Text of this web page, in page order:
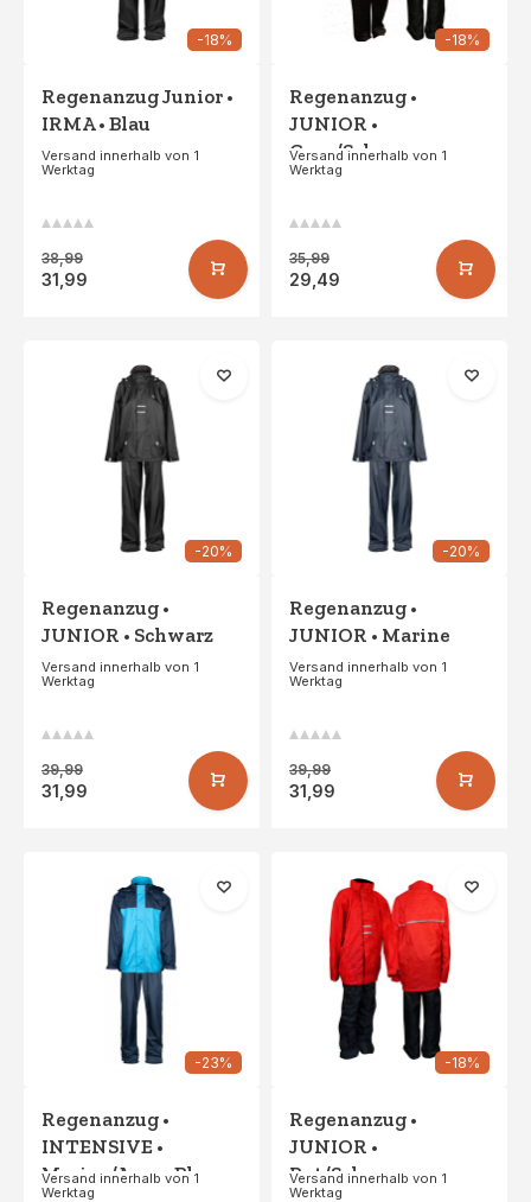
-18%
Regenanzug Junior •
IRMA • Blau
Versand innerhalb von 1
Werktag
38,99
31,99
-18%
Regenanzug •
JUNIOR •
Grau/Schwarz
Versand innerhalb von 1
Werktag
35,99
29,49
-20%
Regenanzug •
JUNIOR • Schwarz
Versand innerhalb von 1
Werktag
39,99
31,99
-20%
Regenanzug •
JUNIOR • Marine
Versand innerhalb von 1
Werktag
39,99
31,99
-23%
Regenanzug •
INTENSIVE •
Marine/Azure Blau
Versand innerhalb von 1
Werktag
-18%
Regenanzug •
JUNIOR •
Rot/Schwarz
Versand innerhalb von 1
Werktag